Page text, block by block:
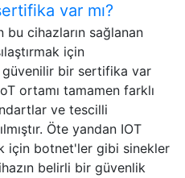
var mı?
bu cihazların sağlanan
için
güvenilir bir sertifika var
ortamı tamamen farklı
ve tescilli
Öte yandan IOT
için botnet'ler gibi sinekler
belirli bir güvenlik